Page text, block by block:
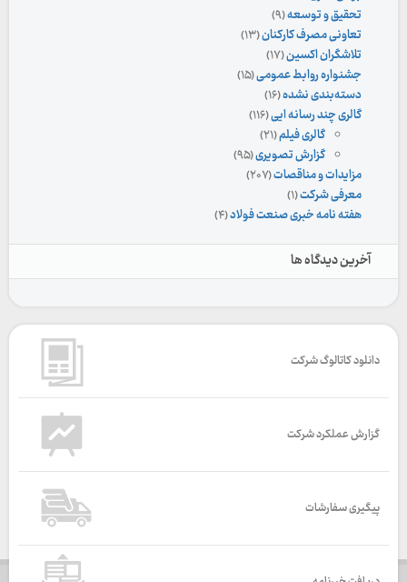
تحقیق و توسعه(۹)
تعاونی مصرف کارکنان(۱۳)
تلاشگران اکسین(۱۷)
جشنواره روابط عمومی(۱۵)
دسته‌بندی نشده(۱۶)
گالری چند رسانه ایی(۱۱۶)
گالری فیلم(۲۱)
گزارش تصویری(۹۵)
مزایدات و مناقصات(۲۰۷)
معرفی شرکت(۱)
هفته نامه خبری صنعت فولاد(۴)
آخرین دیدگاه ها
دانلود کاتالوگ شرکت
گزارش عملکرد شرکت
پیگیری سفارشات